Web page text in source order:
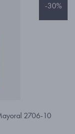
-30%
2706-10